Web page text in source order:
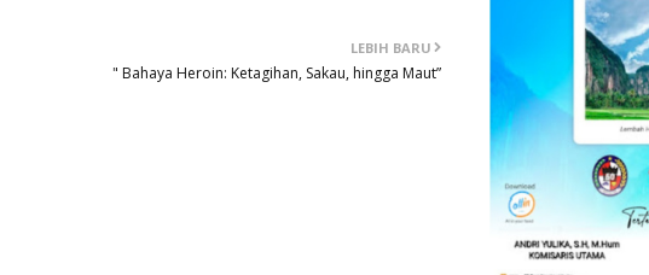
LEBIH BARU
" Bahaya Heroin: Ketagihan, Sakau, hingga Maut”